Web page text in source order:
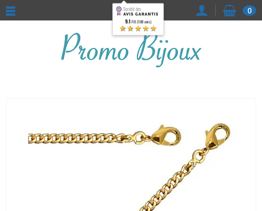
0
9.1/10 (108 avis)
★★★★★